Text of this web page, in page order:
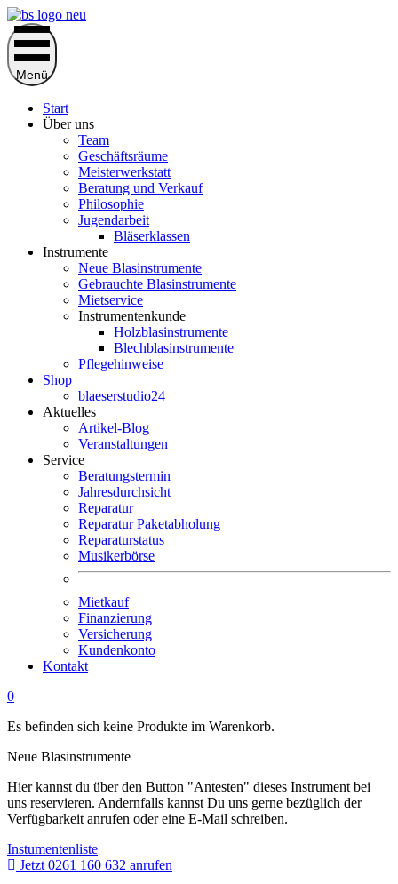
Zum
Inhalt
springen
Menü
Start
Über uns
Team
Geschäftsräume
Meisterwerkstatt
Beratung und Verkauf
Philosophie
Jugendarbeit
Bläserklassen
Instrumente
Neue Blasinstrumente
Gebrauchte Blasinstrumente
Mietservice
Instrumentenkunde
Holzblasinstrumente
Blechblasinstrumente
Pflegehinweise
Shop
blaeserstudio24
Aktuelles
Artikel-Blog
Veranstaltungen
Service
Beratungstermin
Jahresdurchsicht
Reparatur
Reparatur Paketabholung
Reparaturstatus
Musikerbörse
Mietkauf
Finanzierung
Versicherung
Kundenkonto
Kontakt
0
Es befinden sich keine Produkte im Warenkorb.
Neue Blasinstrumente
Hier kannst du über den Button "Antesten" dieses Instrument bei
uns reservieren. Andernfalls kannst Du uns gerne bezüglich der
Verfügbarkeit anrufen oder eine E-Mail schreiben.
Instumentenliste
Jetzt 0261 160 632 anrufen